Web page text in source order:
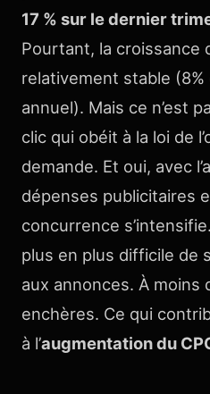
17 % sur le dernier
Pourtant, la croissance
relativement stable
annuel). Mais ce n’est
clic qui obéit à la loi de
demande. Et oui, avec
dépenses publicitaires
concurrence
plus en plus difficile de
aux annonces. À moins
enchères. Ce qui
à l’augmentation du